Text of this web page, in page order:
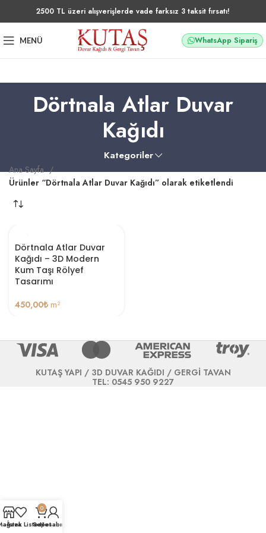
2500 TL üzeri alışverişlerde vade farksız 3 taksit fırsatı!
MENÜ WhatsApp Sipariş
Dörtnala Atlar Duvar
Kağıdı
Kategoriler
Ana Sayfa
Ürünler “Dörtnala Atlar Duvar Kağıdı” olarak etiketlendi
Dörtnala Atlar Duvar
Kağıdı – 3D Modern
Kum Taşı Rölyef
Tasarımı
450,00₺ m²
KUTAŞ YAPI / 3D DUVAR KAĞIDI / GERGİ TAVAN
TEL: 0545 950 9227
İstek Listesi
0
Sepet
Hesabım